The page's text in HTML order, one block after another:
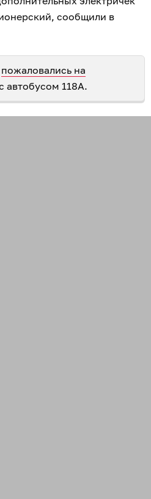
сообщили в
пожаловались на
автобусом 118А.